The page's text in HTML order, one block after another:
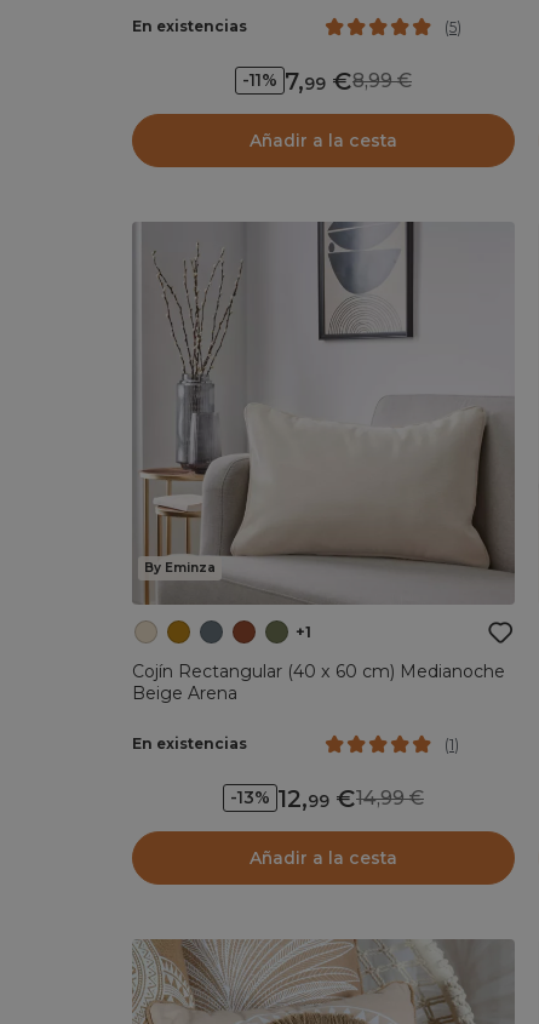
En existencias (5)
-11% 7,99 8,99
Añadir a la cesta
By Eminza
+1
Cojín Rectangular (40 x 60 cm) Medianoche
Beige Arena
En existencias (1)
-13% 12,99 14,99
Añadir a la cesta